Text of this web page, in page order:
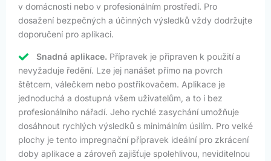
v domácnosti nebo v profesionálním prostředí. Pro
dosažení bezpečných a účinných výsledků vždy dodržujte
doporučení pro aplikaci.
Snadná aplikace. Přípravek je připraven k použití a
nevyžaduje ředění. Lze jej nanášet přímo na povrch
štětcem, válečkem nebo postřikovačem. Aplikace je
jednoduchá a dostupná všem uživatelům, a to i bez
profesionálního nářadí. Jeho rychlé zasychání umožňuje
dosáhnout rychlých výsledků s minimálním úsilím. Pro velké
plochy je tento impregnační přípravek ideální pro zkrácení
doby aplikace a zároveň zajišťuje spolehlivou, neviditelnou